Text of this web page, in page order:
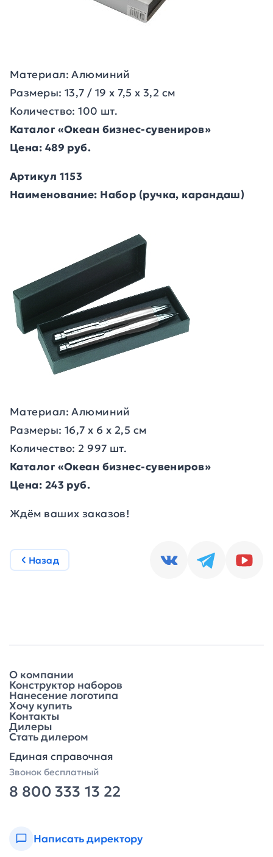
Материал: Алюминий
Размеры: 13,7 / 19 x 7,5 x 3,2 см
Количество: 100 шт.
Каталог «Океан бизнес-сувениров»
Цена: 489 руб.
Артикул 1153
Наименование: Набор (ручка, карандаш)
Материал: Алюминий
Размеры: 16,7 х 6 х 2,5 см
Количество: 2 997 шт.
Каталог «Океан бизнес-сувениров»
Цена: 243 руб.
Ждём ваших заказов!
Назад
О компании
Конструктор наборов
Нанесение логотипа
Хочу купить
Контакты
Дилеры
Стать дилером
Единая справочная
Звонок бесплатный
8 800 333 13 22
Написать директору